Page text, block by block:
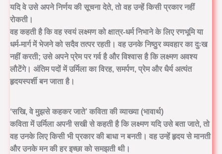
यदि वे उसे अपने निर्णय की सूचना देते, तो वह उन्हें किसी प्रकार नहीं
रोकती।
वह कहती है कि वह स्वयं लक्ष्मण को क्षात्र-धर्म निभाने के लिए रणभूमि या
धर्म-मार्ग में भेजने को सदैव तत्पर रहती। वह उनके निष्ठुर व्यवहार का दुःख
नहीं करती; उसे अपने प्रेम पर गर्व है और विश्वास है कि लक्ष्मण अवश्य
लौटेंगे। अंतिम पदों में उर्मिला काविरह, समर्पण, प्रेम और धैर्यअत्यंत
हृदयस्पर्शी बन जाता है।
‘सखि, वे मुझसे कहकर जाते’ कविता की व्याख्या (भावार्थ)
कविता में उर्मिला अपनी सखी से कहती है कि लक्ष्मण यदि उसे बता जाते, तो
वह उनके लिए किसी भी प्रकार की बाधा न बनती। वह उन्हें हृदय से मानती
और उनके मन की हर इच्छा को समझती थी।